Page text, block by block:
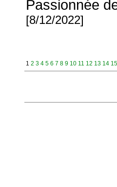
Passionnée
[8/12/2022]
1 2 3 4 5 6 7 8 9 10 11 12 13 14 15